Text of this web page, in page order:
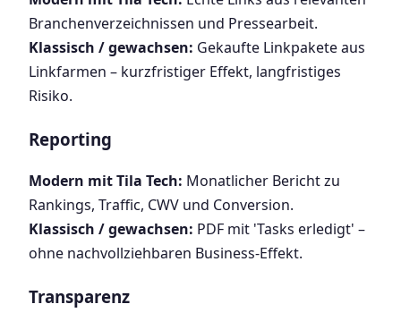
Branchenverzeichnissen und Pressearbeit.
Klassisch / gewachsen: Gekaufte Linkpakete aus
Linkfarmen – kurzfristiger Effekt, langfristiges
Risiko.
Reporting
Modern mit Tila Tech: Monatlicher Bericht zu
Rankings, Traffic, CWV und Conversion.
Klassisch / gewachsen: PDF mit 'Tasks erledigt' –
ohne nachvollziehbaren Business-Effekt.
Transparenz